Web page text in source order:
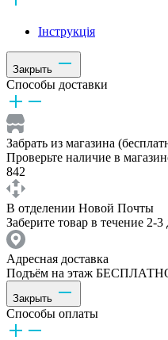
Інструкція
Закрыть
Способы доставки
Забрать из магазина
Проверьте наличие в
842
В отделении Новой Почты
Заберите товар в течение 2-3
Адресная доставка
Подъём на этаж
Закрыть
Способы оплаты